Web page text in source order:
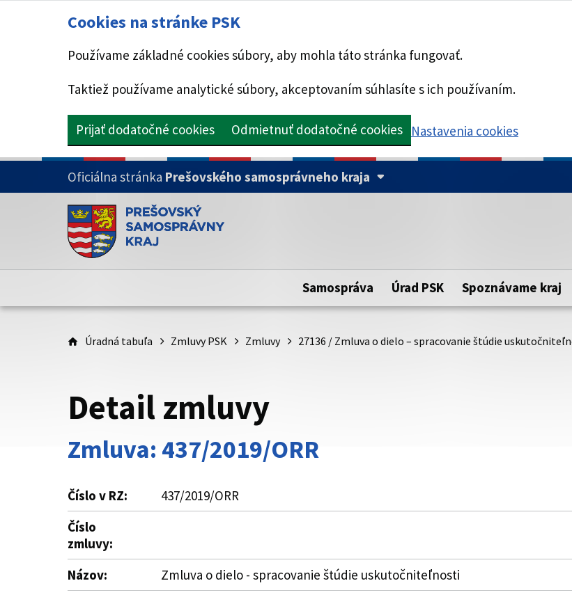
Cookies na stránke PSK
Používame základné cookies súbory, aby mohla táto stránka fungovať.
Taktiež používame analytické súbory, akceptovaním súhlasíte s ich používaním.
Prijať dodatočné cookies Odmietnuť dodatočné cookies Nastavenia cookies
PRESKOČIŤ NA HLAVNÝ OBSAH
Oficiálna stránka Prešovského samosprávneho kraja
Doména psk.sk je oficiálna
Toto je oficiálna webová stránka Prešovského samosprávneho kraja.
Táto stránka je
zabezpečenú
https:// pred
Samospráva Úrad PSK Spoznávame kraj
Úradná tabuľa Zmluvy PSK Zmluvy 27136 / Zmluva o dielo – spracovanie štúdie
Detail zmluvy
Zmluva: 437/2019/ORR
Číslo v RZ:
437/2019/ORR
Číslo
zmluvy:
Názov:
Zmluva o dielo - spracovanie štúdie uskutočniteľnosti